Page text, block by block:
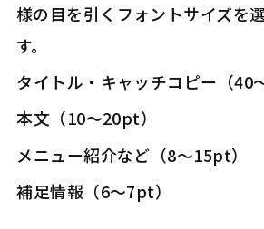
様の目を引くフォントサイズを
す。
――タイトル・キャッチコピー（40
――本文（10～20pt）
――メニュー紹介など（8～15pt）
――補足情報（6～7pt）